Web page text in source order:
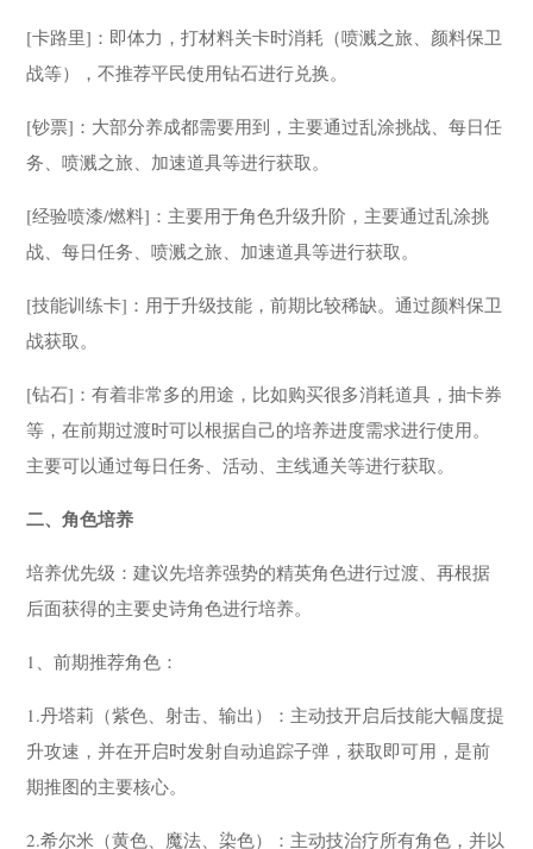
[卡路里]：即体力，打材料关卡时消耗（喷溅之旅、颜料保卫
战等），不推荐平民使用钻石进行兑换。
[钞票]：大部分养成都需要用到，主要通过乱涂挑战、每日任
务、喷溅之旅、加速道具等进行获取。
[经验喷漆/燃料]：主要用于角色升级升阶，主要通过乱涂挑
战、每日任务、喷溅之旅、加速道具等进行获取。
[技能训练卡]：用于升级技能，前期比较稀缺。通过颜料保卫
战获取。
[钻石]：有着非常多的用途，比如购买很多消耗道具，抽卡券
等，在前期过渡时可以根据自己的培养进度需求进行使用。
主要可以通过每日任务、活动、主线通关等进行获取。
二、角色培养
培养优先级：建议先培养强势的精英角色进行过渡、再根据
后面获得的主要史诗角色进行培养。
1、前期推荐角色：
1.丹塔莉（紫色、射击、输出）：主动技开启后技能大幅度提
升攻速，并在开启时发射自动追踪子弹，获取即可用，是前
期推图的主要核心。
2.希尔米（黄色、魔法、染色）：主动技治疗所有角色，并以